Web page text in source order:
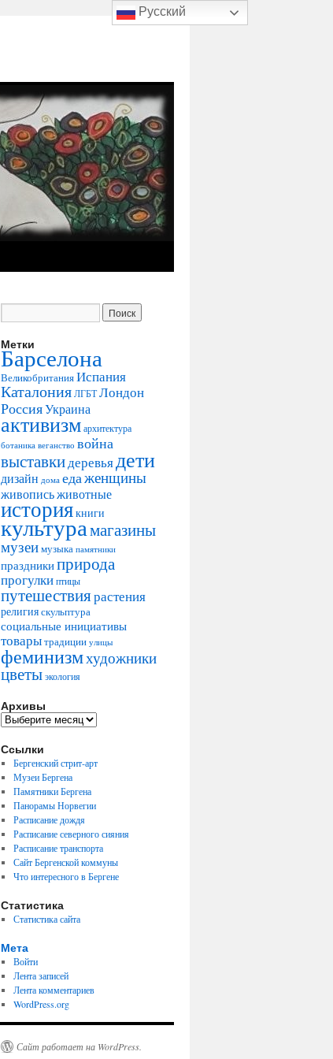
Метки
Барселона
ВеликобританияИспания
Каталония ЛГБТ Лондон
РоссияУкраина
активизм архитектура
ботаника веганство война
выставкидеревьядети
дизайн дома едаженщины
живописьживотные
историякниги
культурамагазины
музеимузыка памятники
праздникиприрода
прогулкиптицы
путешествиярастения
религияскульптура
социальные инициативы
товарытрадиции улицы
феминизмхудожники
цветы экология
Архивы
Архивы
Ссылки
Бергенский стрит-арт
Музеи Бергена
Памятники Бергена
Панорамы Норвегии
Расписание дождя
Расписание северного сияния
Расписание транспорта
Сайт Бергенской коммуны
Что интересного в Бергене
Статистика
Статистика сайта
Мета
Войти
Лента записей
Лента комментариев
WordPress.org
Сайт работает на WordPress.
Русский